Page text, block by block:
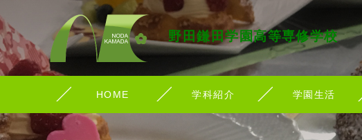
野田鎌田学園高等専修学校
HOME 学科紹介 学園生活